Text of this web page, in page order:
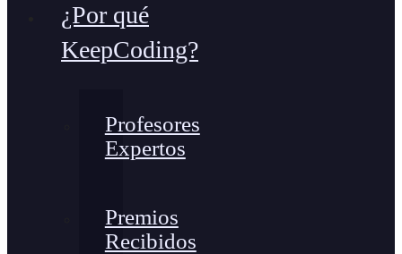
¿Por qué
KeepCoding?
Profesores
Expertos
Premios
Recibidos